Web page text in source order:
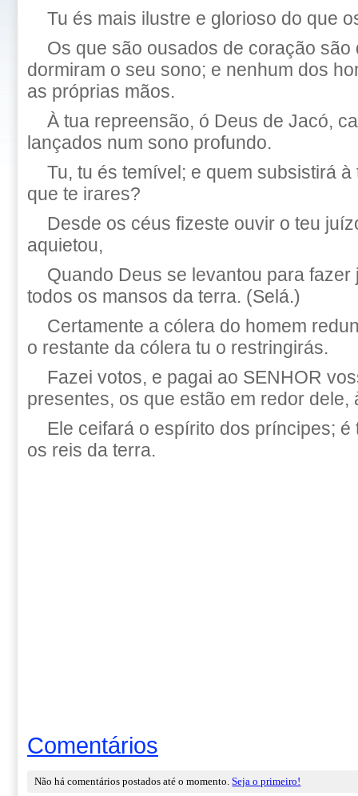
Tu és mais ilustre e glorioso do que
Os que são ousados de coração são
dormiram o seu sono; e nenhum dos
as próprias mãos.
À tua repreensão, ó Deus de Jacó,
lançados num sono profundo.
Tu, tu és temível; e quem subsistirá
que te irares?
Desde os céus fizeste ouvir o teu
aquietou,
Quando Deus se levantou para
todos os mansos da terra. (Selá.)
Certamente a cólera do homem
o restante da cólera tu o restringirás.
Fazei votos, e pagai ao SENHOR
presentes, os que estão em redor dele,
Ele ceifará o espírito dos príncipes;
os reis da terra.
Comentários
Não há comentários postados até o momento.Seja o primeiro!